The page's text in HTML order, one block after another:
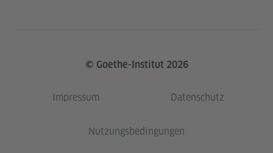
© Goethe-Institut 2026
Impressum Datenschutz
Nutzungsbedingungen